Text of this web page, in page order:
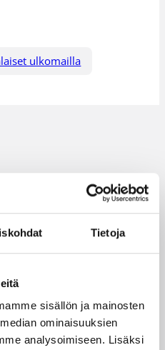
Tietoja
sisällön ja mainosten
ominaisuuksien
analysoimiseen. Lisäksi
ulkomailla